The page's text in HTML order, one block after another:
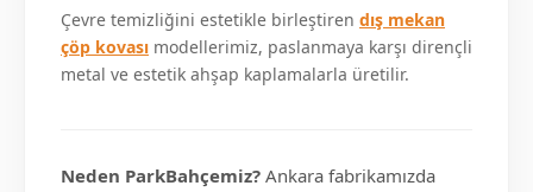
Çevre temizliğini estetikle birleştiren dış mekan
çöp kovası modellerimiz, paslanmaya karşı dirençli
metal ve estetik ahşap kaplamalarla üretilir.
Neden ParkBahçemiz? Ankara fabrikamızda